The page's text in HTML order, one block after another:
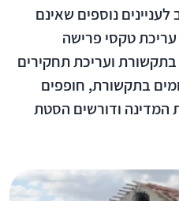
נוספים שאינם
עריכת טקסי פרישה
בתקשורת ועריכת תחקירים
בתקשורת, חופפים
המדינה ודורשים הסטת